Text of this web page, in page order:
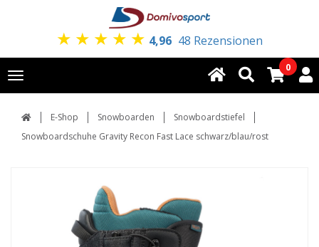
★ ★ ★ ★ ★ 4,96 48 Rezensionen
Toggle
navigation
0
E-Shop Snowboarden
Snowboardstiefel
Snowboardschuhe Gravity Recon Fast Lace schwarz/blau/rost